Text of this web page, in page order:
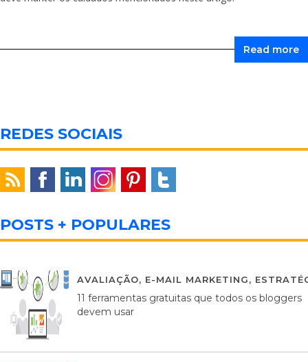
Read more
REDES SOCIAIS
POSTS + POPULARES
AVALIAÇÃO, E-MAIL MARKETING,
11 ferramentas gratuitas que todos os bloggers
devem usar